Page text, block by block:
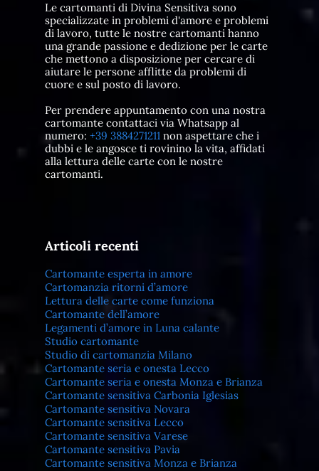
Le cartomanti di Divina Sensitiva sono
specializzate in problemi d'amore e problemi
di lavoro, tutte le nostre cartomanti hanno
una grande passione e dedizione per le carte
che mettono a disposizione per cercare di
aiutare le persone afflitte da problemi di
cuore e sul posto di lavoro.
Per prendere appuntamento con una nostra
cartomante contattaci via Whatsapp al
numero: +39 3884271211non aspettare che i
dubbi e le angosce ti rovinino la vita, affidati
alla lettura delle carte con le nostre
cartomanti.
Articoli recenti
Cartomante esperta in amore
Cartomanzia ritorni d’amore
Lettura delle carte come funziona
Cartomante dell’amore
Legamenti d’amore in Luna calante
Studio cartomante
Studio di cartomanzia Milano
Cartomante seria e onesta Lecco
Cartomante seria e onesta Monza e Brianza
Cartomante sensitiva Carbonia Iglesias
Cartomante sensitiva Novara
Cartomante sensitiva Lecco
Cartomante sensitiva Varese
Cartomante sensitiva Pavia
Cartomante sensitiva Monza e Brianza